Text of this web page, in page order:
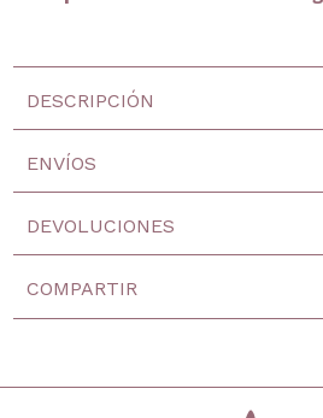
DESCRIPCIÓN
ENVÍOS
DEVOLUCIONES
COMPARTIR